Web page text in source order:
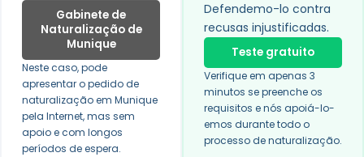
Gabinete de
Naturalização de
Munique
Neste caso, pode
apresentar o pedido de
naturalização em Munique
pela Internet, mas sem
apoio e com longos
períodos de espera.
Defendemo-lo contra
recusas injustificadas.
Teste gratuito
Verifique em apenas 3
minutos se preenche os
requisitos e nós apoiá-lo-
emos durante todo o
processo de naturalização.